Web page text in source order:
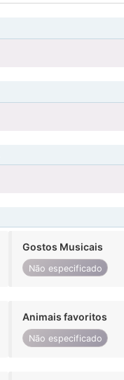
Gostos Musicais
Não especificado
Animais favoritos
Não especificado